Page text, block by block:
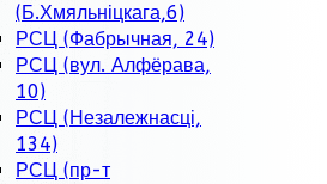
(Б.Хмяльніцкага,6)
РСЦ (Фабрычная, 24)
РСЦ (вул. Алфёрава,
10)
РСЦ (Незалежнасці,
134)
РСЦ (пр-т